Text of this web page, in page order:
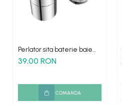
Perlator sita baterie baie
alama 720 grade
39,00 RON
COMANDA